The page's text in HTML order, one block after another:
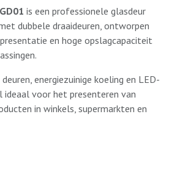
is een professionele glasdeur
dubbele draaideuren, ontworpen
en hoge opslagcapaciteit
energiezuinige koeling en LED-
voor het presenteren van
in winkels, supermarkten en